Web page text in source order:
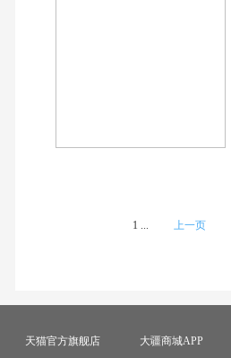
1 ... 上一页
天猫官方旗舰店 大疆商城APP